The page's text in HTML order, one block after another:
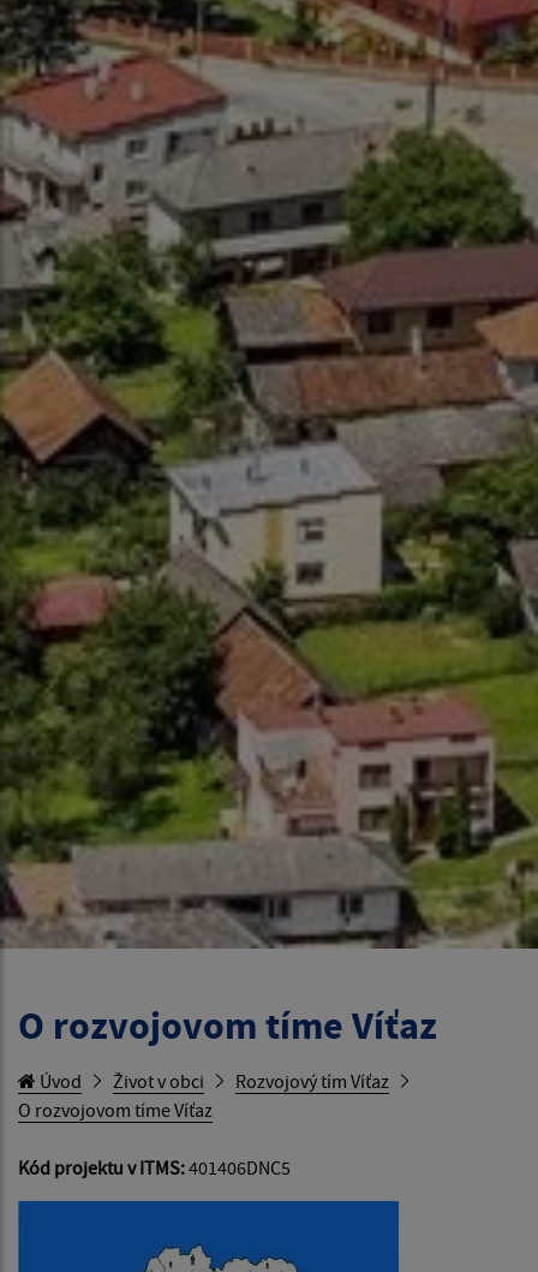
O rozvojovom tíme Víťaz
Úvod Život v obci
Rozvojový tím Víťaz
O rozvojovom tíme Víťaz
Kód projektu v ITMS:401406DNC5